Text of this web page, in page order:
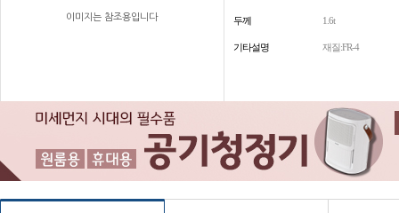
이미지는 참조용입니다 두께 1.6t
기타설명 재질:FR-4